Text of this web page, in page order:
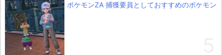
ポケモンZA 捕獲要員としておすすめのポケモン